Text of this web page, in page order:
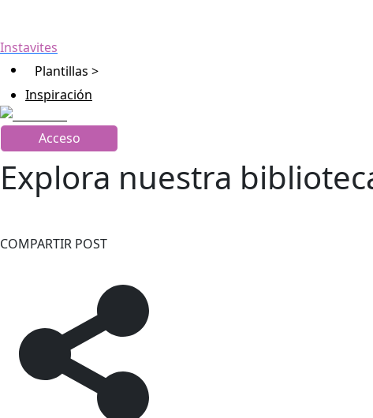
Instavites
Plantillas >
Inspiración
Acceso
Explora nuestra
COMPARTIR POST